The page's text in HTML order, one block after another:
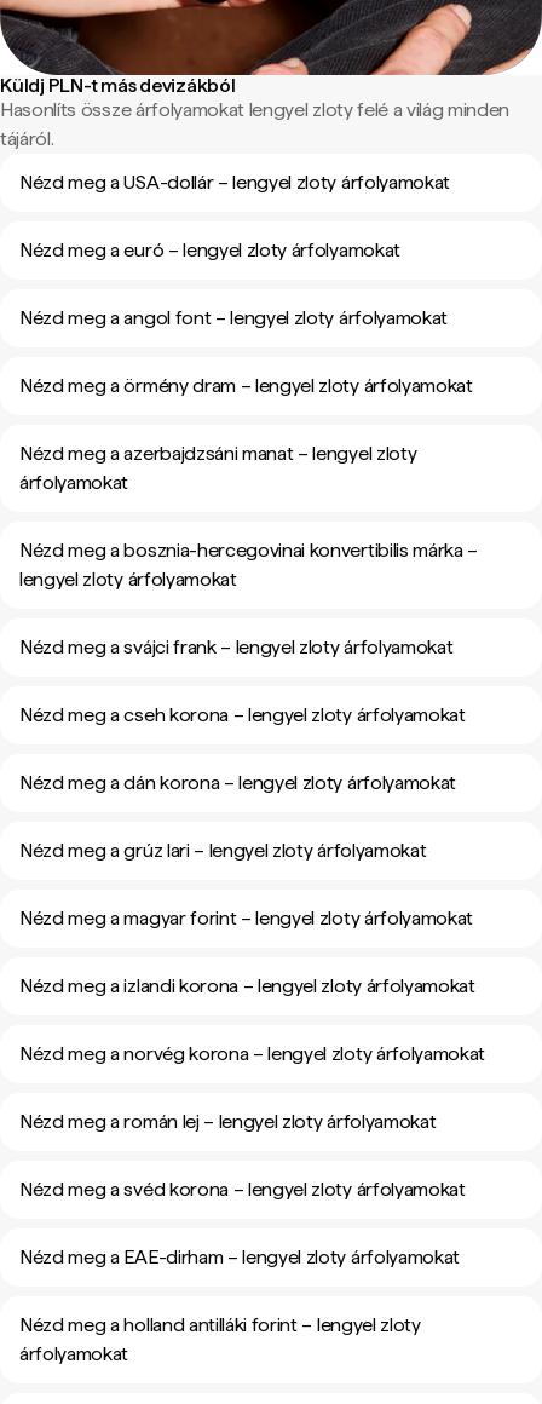
Küldj PLN-t más devizákból
Hasonlíts össze árfolyamokat lengyel zloty felé a világ minden
tájáról.
Nézd meg a USA-dollár – lengyel zloty árfolyamokat
Nézd meg a euró – lengyel zloty árfolyamokat
Nézd meg a angol font – lengyel zloty árfolyamokat
Nézd meg a örmény dram – lengyel zloty árfolyamokat
Nézd meg a azerbajdzsáni manat – lengyel zloty
árfolyamokat
Nézd meg a bosznia-hercegovinai konvertibilis márka –
lengyel zloty árfolyamokat
Nézd meg a svájci frank – lengyel zloty árfolyamokat
Nézd meg a cseh korona – lengyel zloty árfolyamokat
Nézd meg a dán korona – lengyel zloty árfolyamokat
Nézd meg a grúz lari – lengyel zloty árfolyamokat
Nézd meg a magyar forint – lengyel zloty árfolyamokat
Nézd meg a izlandi korona – lengyel zloty árfolyamokat
Nézd meg a norvég korona – lengyel zloty árfolyamokat
Nézd meg a román lej – lengyel zloty árfolyamokat
Nézd meg a svéd korona – lengyel zloty árfolyamokat
Nézd meg a EAE-dirham – lengyel zloty árfolyamokat
Nézd meg a holland antilláki forint – lengyel zloty
árfolyamokat